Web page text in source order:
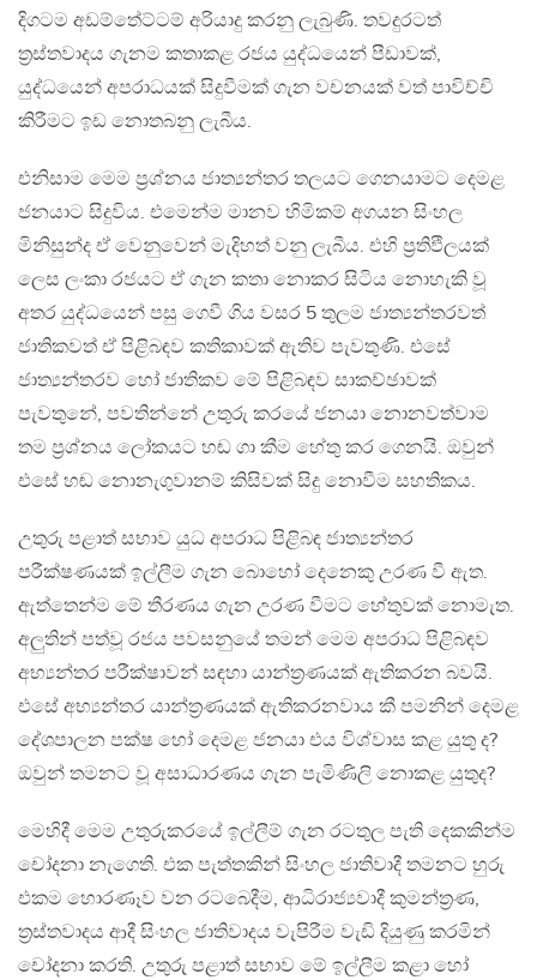
දිගටම අඩම්තේට්ටම් අරියාදු කරනු ලැබුණි. තවදුරටත්
ත්‍රස්තවාදය ගැනම කතාකළ රජය යුද්ධයෙන් පීඩාවක්,
යුද්ධයෙන් අපරාධයක් සිදුවීමක් ගැන වචනයක් වත් පාවිච්චි
කිරීමට ඉඩ නොතබනු ලැබීය.
එනිසාම මෙම ප්‍රශ්නය ජාත්‍යන්තර තලයට ගෙනයාමට දෙමළ
ජනයාට සිදුවිය. එමෙන්ම මානව හිමිකම් අගයන සිංහල
මිනිසුන්ද ඒ වෙනුවෙන් මැදිහත් වනු ලැබීය. එහි ප්‍රතිඵිලයක්
ලෙස ලංකා රජයට ඒ ගැන කතා නොකර සිටිය නොහැකි වූ
අතර යුද්ධයෙන් පසු ගෙවී ගිය වසර 5 තුලම ජාත්‍යන්තරවත්
ජාතිකවත් ඒ පිළිබඳව කතිකාවක් ඇතිව පැවතුණි. එසේ
ජාත්‍යන්තරව හෝ ජාතිකව මේ පිළිබඳව සාකච්ඡාවක්
පැවතුනේ, පවතින්නේ උතුරු කරයේ ජනයා නොනවත්වාම
තම ප්‍රශ්නය ලෝකයට හඬ ගා කීම හේතු කර ගෙනයි. ඔවුන්
එසේ හඬ නොනැගුවානම් කිසිවක් සිදු නොවීම සහතිකය.
උතුරු පළාත් සභාව යුධ අපරාධ පිළිබඳ ජාත්‍යන්තර
පරීක්ෂණයක් ඉල්ලීම ගැන බොහෝ දෙනෙකු උරණ වී ඇත.
ඇත්තෙන්ම මේ තීරණය ගැන උරණ වීමට හේතුවක් නොමැත.
අලුතින් පත්වූ රජය පවසනුයේ තමන් මෙම අපරාධ පිළිබඳව
අභ්‍යන්තර පරීක්ෂාවන් සඳහා යාන්ත්‍රණයක් ඇතිකරන බවයි.
එසේ අභ්‍යන්තර යාන්ත්‍රණයක් ඇතිකරනවාය කී පමනින් දෙමළ
දේශපාලන පක්ෂ හෝ දෙමළ ජනයා එය විශ්වාස කළ යුතු ද?
ඔවුන් තමනට වූ අසාධාරණය ගැන පැමිණිලි නොකළ යුතුද?
මෙහිදී මෙම උතුරුකරයේ ඉල්ලීම් ගැන රටතුල පැති දෙකකින්ම
චෝදනා නැගෙති. එක පැත්තකින් සිංහල ජාතිවාදී තමනට හුරු
එකම හොරණෑව වන රටබෙදීම, ආධිරාජ්‍යවාදී කුමන්ත්‍රණ,
ත්‍රස්තවාදය ආදී සිංහල ජාතිවාදය වැපිරීම වැඩි දියුණු කරමින්
චෝදනා කරති. උතුරු පළාත් සභාව මේ ඉල්ලීම කළා හෝ